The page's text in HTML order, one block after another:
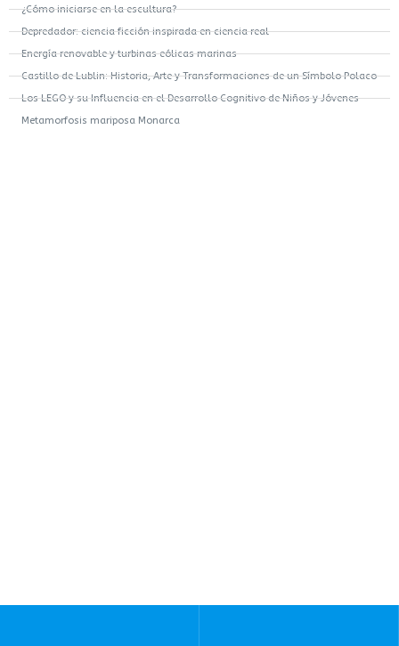
¿Cómo iniciarse en la escultura?
Depredador: ciencia ficción inspirada en ciencia real
Energía renovable y turbinas eólicas marinas
Castillo de Lublin: Historia, Arte y Transformaciones de un Símbolo Polaco
Los LEGO y su Influencia en el Desarrollo Cognitivo de Niños y Jóvenes
Metamorfosis mariposa Monarca